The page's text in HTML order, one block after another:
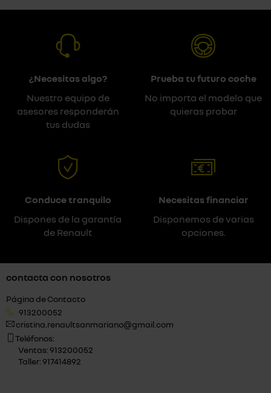
¿Necesitas algo?
Nuestro equipo de
asesores responderán
tus dudas
Prueba tu futuro coche
No importa el modelo que
quieras probar
Conduce tranquilo
Dispones de la garantía
de Renault
Necesitas financiar
Disponemos de varias
opciones.
contacta con nosotros
Página de Contacto
913200052
cristina.renaultsanmariano@gmail.com
Teléfonos:
Ventas: 913200052
Taller: 917414892